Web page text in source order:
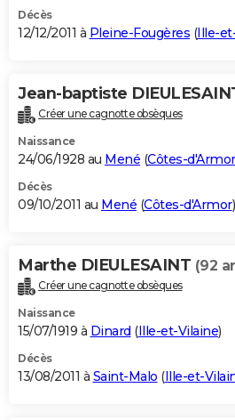
Décès
12/12/2011 à Pleine-Fougères (Ille-
Jean-baptiste
Créer une cagnotte obsèques
Naissance
24/06/1928 au Mené (Côtes-d'Armor
Décès
09/10/2011 au Mené (Côtes-d'Armor)
Marthe DIEULESAINT (92
Créer une cagnotte obsèques
Naissance
15/07/1919 à Dinard (Ille-et-Vilaine)
Décès
13/08/2011 à Saint-Malo (Ille-et-